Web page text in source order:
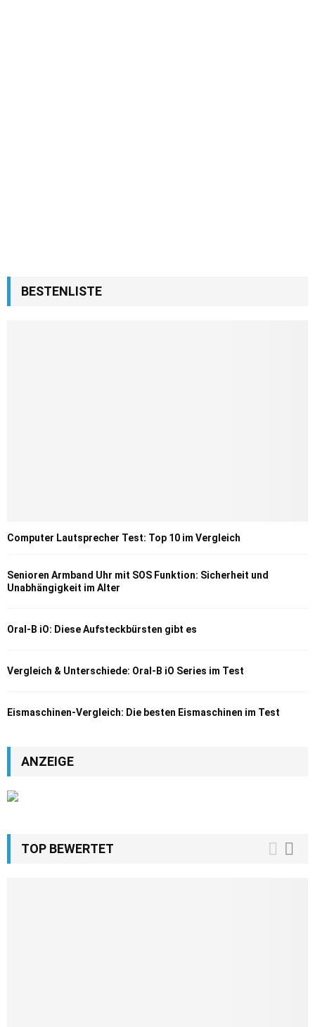
BESTENLISTE
Computer Lautsprecher Test: Top 10 im Vergleich
Senioren Armband Uhr mit SOS Funktion: Sicherheit und
Unabhängigkeit im Alter
Oral-B iO: Diese Aufsteckbürsten gibt es
Vergleich & Unterschiede: Oral-B iO Series im Test
Eismaschinen-Vergleich: Die besten Eismaschinen im Test
ANZEIGE
TOP BEWERTET